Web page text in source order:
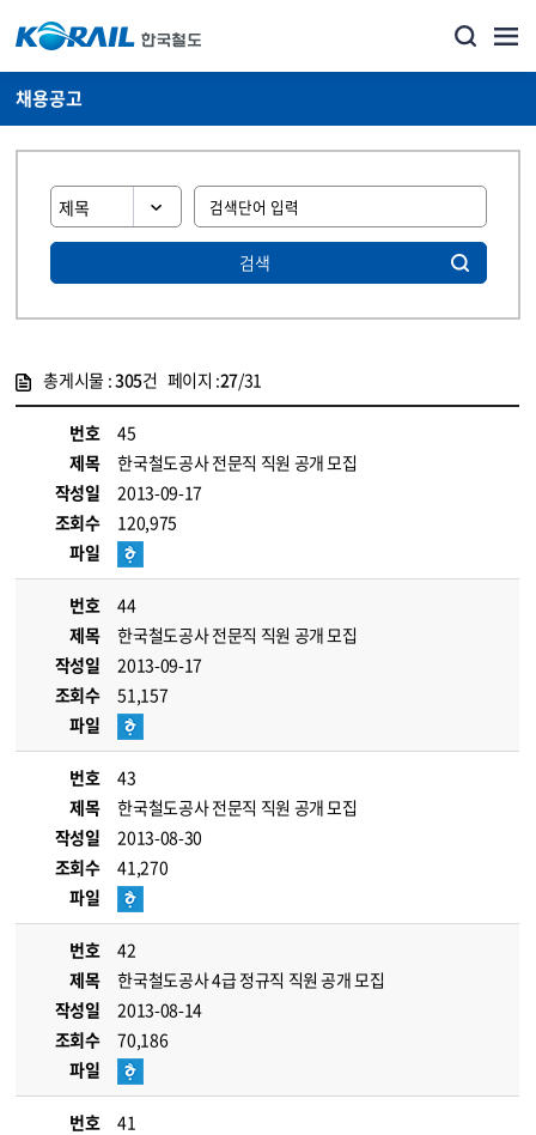
채용공고
검색
총게시물 :305건 페이지 :27/31
번호
45
제목
한국철도공사 전문직 직원 공개 모집
작성일
2013-09-17
조회수
120,975
파일
번호
44
제목
한국철도공사 전문직 직원 공개 모집
작성일
2013-09-17
조회수
51,157
파일
번호
43
제목
한국철도공사 전문직 직원 공개 모집
작성일
2013-08-30
조회수
41,270
파일
번호
42
제목
한국철도공사 4급 정규직 직원 공개 모집
작성일
2013-08-14
조회수
70,186
파일
번호
41